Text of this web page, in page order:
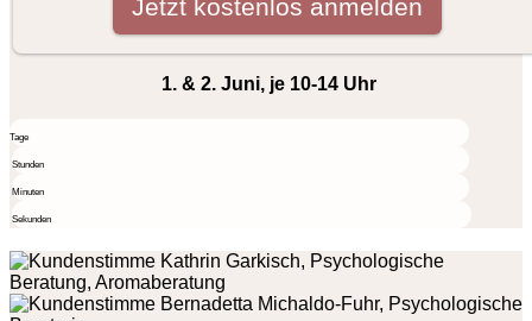
1. & 2. Juni, je 10-14 Uhr
Tage
Stunden
Minuten
Sekunden